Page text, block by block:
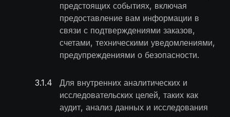
предстоящих событиях, включая
предоставление вам информации в
связи с подтверждениями заказов,
счетами, техническими уведомлениями,
предупреждениями о безопасности.
3.1.4
Для внутренних аналитических и
исследовательских целей, таких как
аудит, анализ данных и исследования